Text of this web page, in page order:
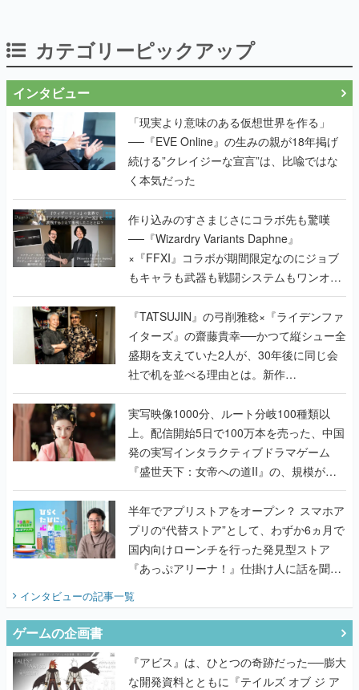
カテゴリーピックアップ
インタビュー
「現実より意味のある仮想世界を作る」
──『EVE Online』の生みの親が18年掲げ
続ける”クレイジーな宣言”は、比喩ではな
く本気だった
作り込みのすさまじさにコラボ先も驚嘆
──『Wizardry Variants Daphne』
×『FFXI』コラボが期間限定なのにジョブ
もキャラも武器も戦闘システムもワンオフ
で作り込まれた理由を両ディレクターに聞
く
『TATSUJIN』の弓削雅稔×『ライデンファ
イターズ』の齋藤貴幸──かつて縦シュー全
盛期を支えていた2人が、30年後に同じ会
社で机を並べる理由とは。新作
『TATSUJIN EXTREME』で初タッグを組
んだレジェンド2人に訊く開発秘話
実写映像1000分、ルート分岐100種類以
上。配信開始5日で100万本を売った、中国
発の実写インタラクティブドラマゲーム
『盛世天下：女帝への道II』の、規模が違
うこだわりをプロデューサーに聞いた
半年でアプリストアをオープン？ スマホア
プリの“代替ストア”として、わずか6ヵ月で
国内向けローンチを行った発見型ストア
『あっぷアリーナ！』仕掛け人に話を聞い
インタビューの記事一覧
ゲームの企画書
『アビス』は、ひとつの奇跡だった──膨大
な開発資料とともに『テイルズ オブ ジ ア